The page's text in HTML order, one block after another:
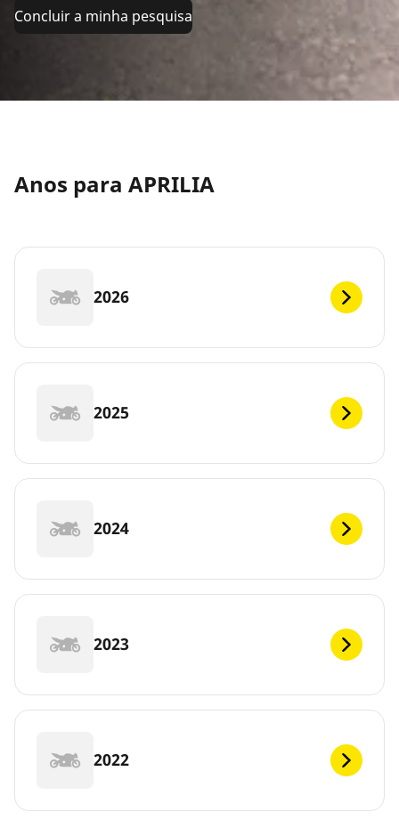
Concluir a minha pesquisa
Anos para APRILIA
2026
2025
2024
2023
2022